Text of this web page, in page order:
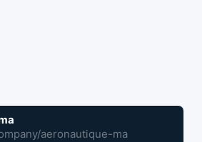
aeronautique-ma